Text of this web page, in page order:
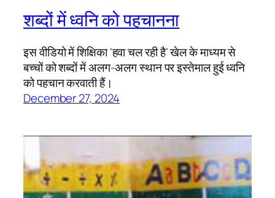
शब्दों में ध्वनि को पहचानना
इस वीडियो में शिक्षिका ‘हवा चल रही है’ खेल के माध्यम से
बच्चों को शब्दों में अलग-अलग स्थान पर इस्तेमाल हुई ध्वनि
को पहचान करवाती हैं।
December 27, 2024